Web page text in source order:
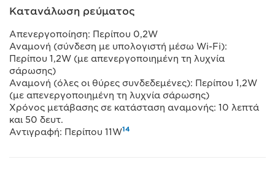
Κατανάλωση ρεύματος
Απενεργοποίηση: Περίπου 0,2W
Αναμονή (σύνδεση με υπολογιστή μέσω Wi-Fi):
Περίπου 1,2W (με απενεργοποιημένη τη λυχνία
σάρωσης)
Αναμονή (όλες οι θύρες συνδεδεμένες): Περίπου 1,2W
(με απενεργοποιημένη τη λυχνία σάρωσης)
Χρόνος μετάβασης σε κατάσταση αναμονής: 10 λεπτά
και 50 δευτ.
Αντιγραφή: Περίπου 11W14